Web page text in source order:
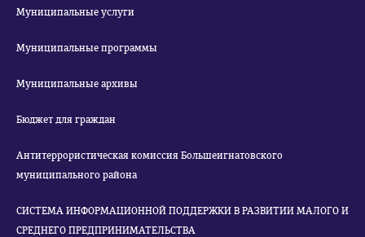
Муниципальные услуги
Муниципальные программы
Муниципальные архивы
Бюджет для граждан
Антитеррористическая комиссия Большеигнатовского
муниципального района
СИСТЕМА ИНФОРМАЦИОННОЙ ПОДДЕРЖКИ В РАЗВИТИИ МАЛОГО И
СРЕДНЕГО ПРЕДПРИНИМАТЕЛЬСТВА